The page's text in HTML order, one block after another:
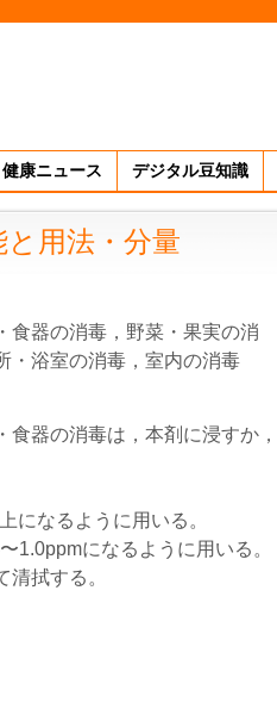
健康ニュース デジタル豆知識
と用法・分量
食器の消毒，野菜・果実の消
・浴室の消毒，室内の消毒
器の消毒は，本剤に浸すか，
になるように用いる。
1.0ppmになるように用いる。
拭する。